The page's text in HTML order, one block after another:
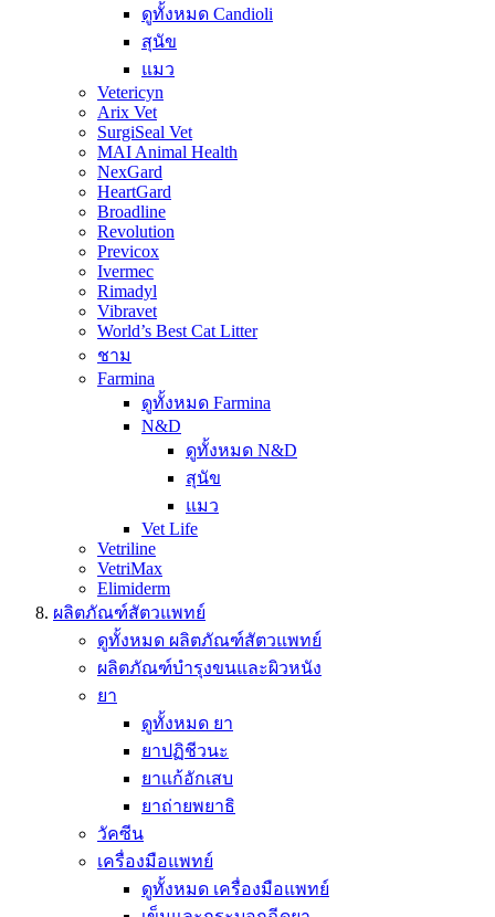
ดูทั้งหมด Candioli
สุนัข
แมว
Vetericyn
Arix Vet
SurgiSeal Vet
MAI Animal Health
NexGard
HeartGard
Broadline
Revolution
Previcox
Ivermec
Rimadyl
Vibravet
World’s Best Cat Litter
ชาม
Farmina
ดูทั้งหมด Farmina
N&D
ดูทั้งหมด N&D
สุนัข
แมว
Vet Life
Vetriline
VetriMax
Elimiderm
ผลิตภัณฑ์สัตวแพทย์
ดูทั้งหมด ผลิตภัณฑ์สัตวแพทย์
ผลิตภัณฑ์บำรุงขนและผิวหนัง
ยา
ดูทั้งหมด ยา
ยาปฏิชีวนะ
ยาแก้อักเสบ
ยาถ่ายพยาธิ
วัคซีน
เครื่องมือแพทย์
ดูทั้งหมด เครื่องมือแพทย์